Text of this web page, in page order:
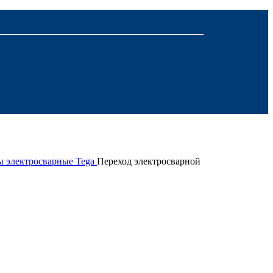
электросварные Tega Переход электросварной